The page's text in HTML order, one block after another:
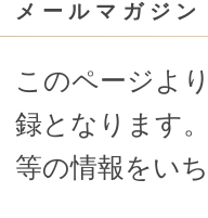
メールマガジン
このページよ
録となります
等の情報をい